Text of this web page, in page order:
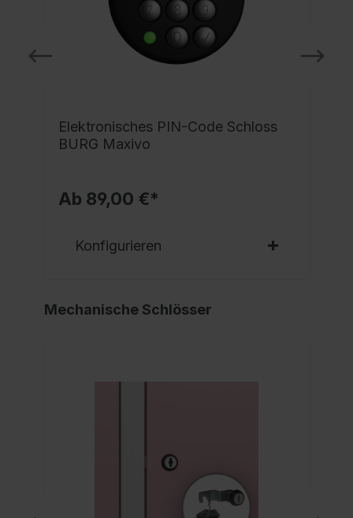
Elektronisches PIN-Code Schloss
BURG Maxivo
Ab 89,00 €*
Konfigurieren
Mechanische Schlösser